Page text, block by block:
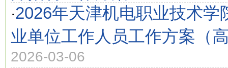
·2026年天津机电职业技术学
业单位工作人员工作方案（
2026-03-06